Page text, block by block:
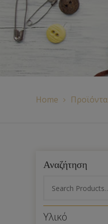
Home Προϊόντα
Αναζήτηση
Υλικό